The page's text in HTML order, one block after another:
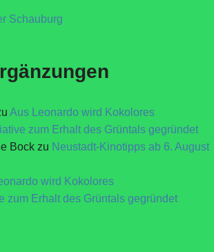
Aus Leonardo wird Kokolores
zum Erhalt des Grüntals gegründet
Bock zu Neustadt-Kinotipps ab 6. August
wird Kokolores
zum Erhalt des Grüntals gegründet